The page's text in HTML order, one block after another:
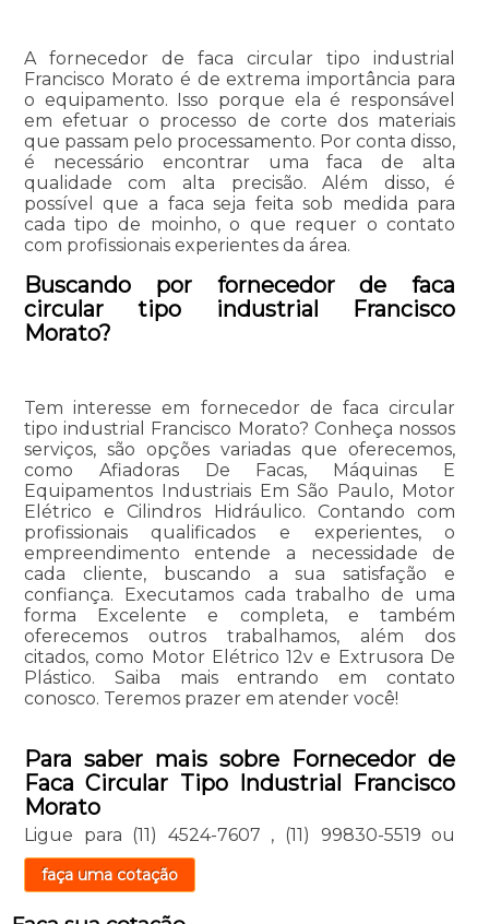
A fornecedor de faca circular tipo industrial
Francisco Morato é de extrema importância para
o equipamento. Isso porque ela é responsável
em efetuar o processo de corte dos materiais
que passam pelo processamento. Por conta disso,
é necessário encontrar uma faca de alta
qualidade com alta precisão. Além disso, é
possível que a faca seja feita sob medida para
cada tipo de moinho, o que requer o contato
com profissionais experientes da área.
Buscando por fornecedor de faca
circular tipo industrial Francisco
Morato?
Tem interesse em fornecedor de faca circular
tipo industrial Francisco Morato? Conheça nossos
serviços, são opções variadas que oferecemos,
como Afiadoras De Facas, Máquinas E
Equipamentos Industriais Em São Paulo, Motor
Elétrico e Cilindros Hidráulico. Contando com
profissionais qualificados e experientes, o
empreendimento entende a necessidade de
cada cliente, buscando a sua satisfação e
confiança. Executamos cada trabalho de uma
forma Excelente e completa, e também
oferecemos outros trabalhamos, além dos
citados, como Motor Elétrico 12v e Extrusora De
Plástico. Saiba mais entrando em contato
conosco. Teremos prazer em atender você!
Para saber mais sobre Fornecedor de
Faca Circular Tipo Industrial Francisco
Morato
Ligue para (11) 4524-7607 , (11) 99830-5519 ou
faça uma cotação